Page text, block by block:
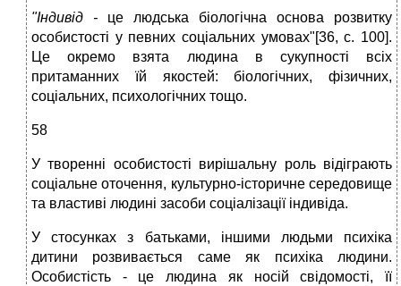
"Індивід - це людська біологічна основа розвитку
особистості у певних соціальних умовах"[36, с. 100].
Це окремо взята людина в сукупності всіх
притаманних їй якостей: біологічних, фізичних,
соціальних, психологічних тощо.
58
У творенні особистості вирішальну роль відіграють
соціальне оточення, культурно-історичне середовище
та властиві людині засоби соціалізації індивіда.
У стосунках з батьками, іншими людьми психіка
дитини розвивається саме як психіка людини.
Особистість - це людина як носій свідомості, її